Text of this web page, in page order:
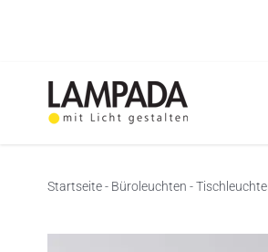
Startseite- Büroleuchten -